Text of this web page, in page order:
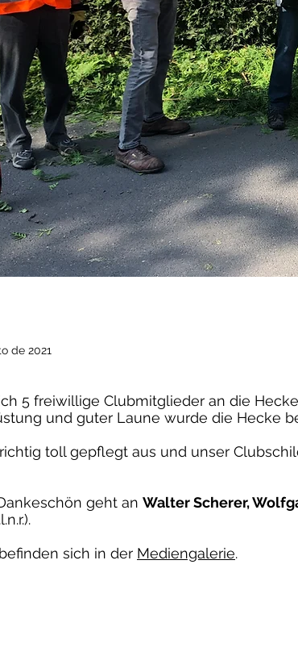
de 2021
5 freiwillige Clubmitglieder an die
und guter Laune wurde die Hecke
toll gepflegt aus und unser
geht an Walter Scherer,
sich in der Mediengalerie.